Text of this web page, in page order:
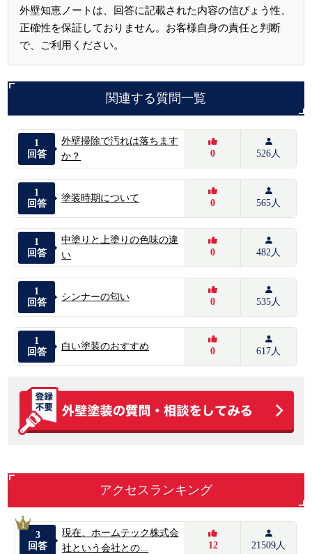
外壁知恵ノートは、回答に記載された内容の信ぴょう性、
正確性を保証しておりません。お客様自身の責任と判断
で、ご利用ください。
関連する質問一覧
1
回答
外壁掃除で汚れは落ちます
か？
0 526人
1
回答
塗装時期について 0 565人
1
回答
中塗りと上塗りの色味の違
い
0 482人
1
回答
シンナーの匂い 0 535人
1
回答
白い塗装のおすすめ 0 617人
アクセスランキング
1
3
回答
現在、ホームテック株式会
社という会社との...
12 21509人